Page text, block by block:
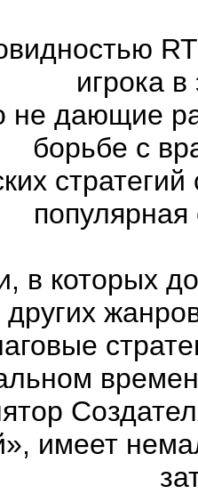
игрока
не дающие
борьбе с
в которых
имеет